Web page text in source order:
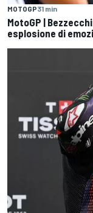
MOTOGP31 min
MotoGP |
esplosione di